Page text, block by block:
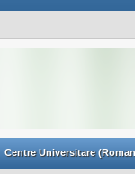
Centre Universitare